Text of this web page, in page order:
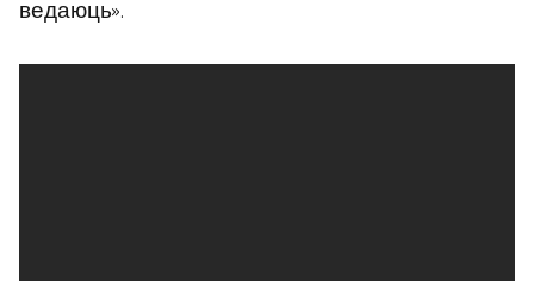
ведаюць».